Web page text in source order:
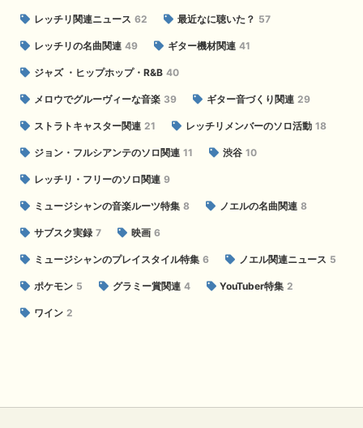
レッチリ関連ニュース 62 最近なに聴いた？ 57
レッチリの名曲関連 49 ギター機材関連 41
ジャズ ・ヒップホップ・R&B 40
メロウでグルーヴィーな音楽 39 ギター音づくり関連 29
ストラトキャスター関連 21 レッチリメンバーのソロ活動 18
ジョン・フルシアンテのソロ関連 11 渋谷 10
レッチリ・フリーのソロ関連 9
ミュージシャンの音楽ルーツ特集 8 ノエルの名曲関連 8
サブスク実録 7 映画 6
ミュージシャンのプレイスタイル特集 6 ノエル関連ニュース 5
ポケモン 5 グラミー賞関連 4 YouTuber特集 2
ワイン 2